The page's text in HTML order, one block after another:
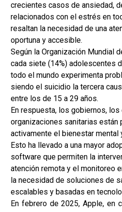
crecientes casos de ansiedad,
relacionados con el estrés en
resaltan la necesidad de una
oportuna y accesible.
Según la Organización Mundial
cada siete (14%) adolescentes
todo el mundo experimenta
siendo el suicidio la tercera
entre los de 15 a 29 años.
En respuesta, los gobiernos,
organizaciones sanitarias están
activamente el bienestar mental
Esto ha llevado a una mayor
software que permiten la
atención remota y el monitoreo
la necesidad de soluciones de
escalables y basadas en
En febrero de 2025, Apple, en